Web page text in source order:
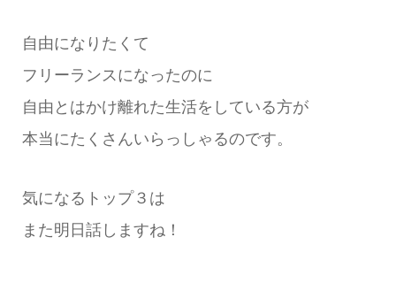
自由になりたくて
フリーランスになったのに
自由とはかけ離れた生活をしている方が
本当にたくさんいらっしゃるのです。
気になるトップ３は
また明日話しますね！